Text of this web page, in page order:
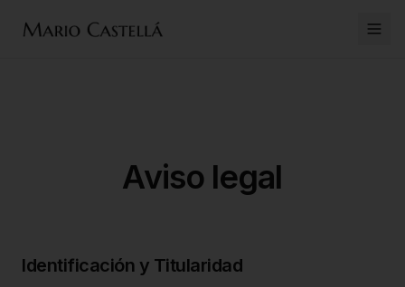
Aviso legal
Identificación y Titularidad